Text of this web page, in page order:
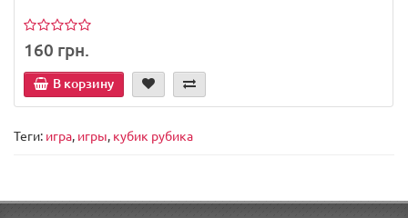
160 грн.
В корзину
Теги: игра, игры, кубик рубика